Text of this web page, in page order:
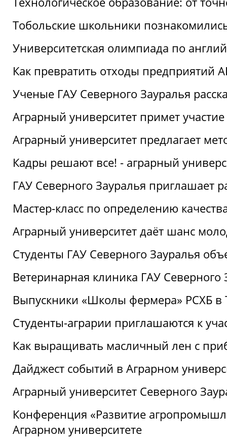
Тобольские школьники
Университетская олимпиада по
Как превратить отходы предприятий
Ученые ГАУ Северного Зауралья
Аграрный университет примет
Аграрный университет предлагает
Кадры решают все! - аграрный
ГАУ Северного Зауралья приглашает
Мастер-класс по определению
Аграрный университет даёт шанс
Студенты ГАУ Северного Зауралья
Ветеринарная клиника ГАУ Северного
Выпускники «Школы фермера» РСХБ
Студенты-аграрии приглашаются к
Как выращивать масличный лен с
Дайджест событий в Аграрном
Аграрный университет Северного
Конференция «Развитие
Аграрном университете